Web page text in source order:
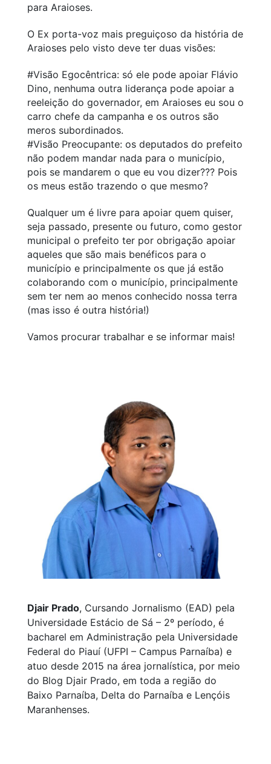
para Araioses.
O Ex porta-voz mais preguiçoso da história de
Araioses pelo visto deve ter duas visões:
#Visão Egocêntrica: só ele pode apoiar Flávio
Dino, nenhuma outra liderança pode apoiar a
reeleição do governador, em Araioses eu sou o
carro chefe da campanha e os outros são
meros subordinados.
#Visão Preocupante: os deputados do prefeito
não podem mandar nada para o município,
pois se mandarem o que eu vou dizer??? Pois
os meus estão trazendo o que mesmo?
Qualquer um é livre para apoiar quem quiser,
seja passado, presente ou futuro, como gestor
municipal o prefeito ter por obrigação apoiar
aqueles que são mais benéficos para o
município e principalmente os que já estão
colaborando com o município, principalmente
sem ter nem ao menos conhecido nossa terra
(mas isso é outra história!)
Vamos procurar trabalhar e se informar mais!
Djair Prado, Cursando Jornalismo (EAD) pela
Universidade Estácio de Sá – 2º período, é
bacharel em Administração pela Universidade
Federal do Piauí (UFPI – Campus Parnaíba) e
atuo desde 2015 na área jornalística, por meio
do Blog Djair Prado, em toda a região do
Baixo Parnaíba, Delta do Parnaíba e Lençóis
Maranhenses.